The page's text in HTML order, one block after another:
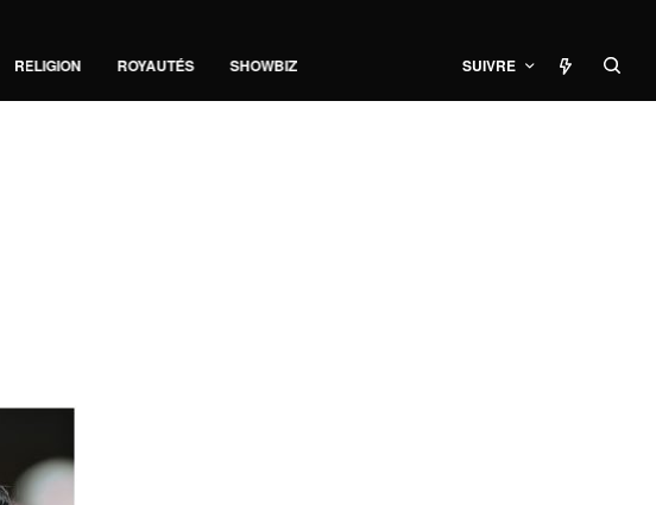
RELIGION ROYAUTÉS SHOWBIZ SUIVRE